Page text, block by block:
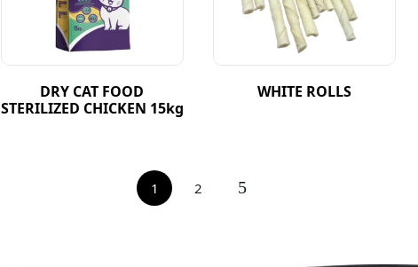
DRY CAT FOOD
STERILIZED CHICKEN 15kg
WHITE ROLLS
1 2